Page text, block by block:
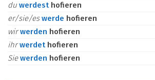
du werdest hofieren
er/sie/eswerde hofieren
wirwerden hofieren
ihrwerdet hofieren
Siewerden hofieren